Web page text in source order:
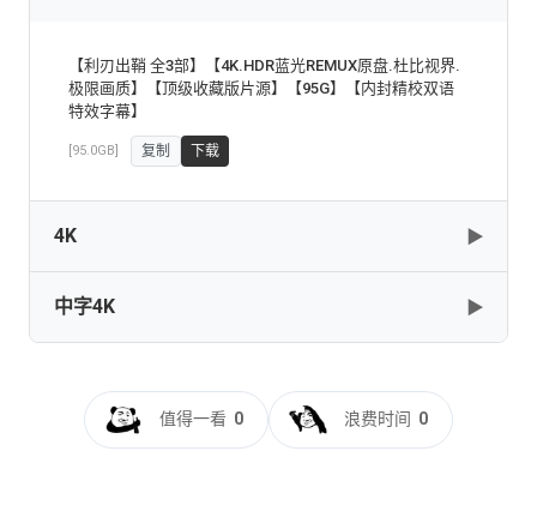
【利刃出鞘 全3部】【4K.HDR蓝光REMUX原盘.杜比视界.
极限画质】【顶级收藏版片源】【95G】【内封精校双语
特效字幕】
[95.0GB] 复制 下载
4K ▶
Glass.Onion.A.Knives.Out.Mystery.2022.2160p.NF.WEB-
Glass.Onion.A.Knives.Out.Mystery.2022.2160p.NF.WEB-
中字4K ▶
幕].2022.2160p.NF.WEB-DL.DV.H.265.DDP5.1.Atmos-
QuickIO
值得一看 0 浪费时间 0